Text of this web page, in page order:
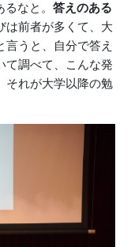
なと。 答えのある
は前者が多くて、大
うと、自分で答え
て調べて、こんな発
それが大学以降の勉